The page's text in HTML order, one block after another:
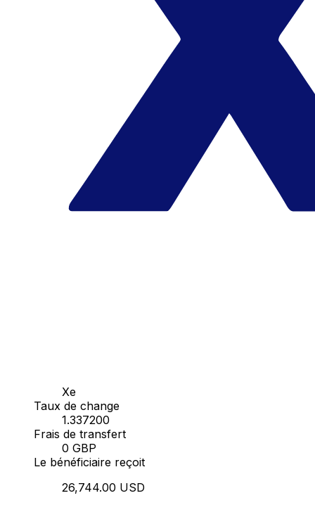
Xe
Taux de change
1.337200
Frais de transfert
0 GBP
Le bénéficiaire reçoit
26,744.00 USD